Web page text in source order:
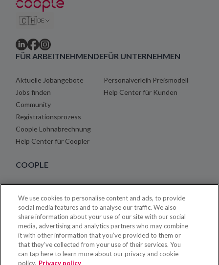
🇨🇭DE
FÜR ARBEITNEHMENDE
Aktuelle Jobangebote
Jobs finden
Community
Registrationsprozess
Coople Lohnabrechnung
Help Center für Coopler
FÜR UNTERNEHMEN
Personalverleih Preismodell
Help Center für Kunden
COOPLE
Blog
Karriere
Rechtshinweise
Impressum
Kontakt
Presse
We use cookies to personalise content and ads, to provide
social media features and to analyse our traffic. We also
share information about your use of our site with our social
media, advertising and analytics partners who may combine
it with other information that you’ve provided to them or
that they’ve collected from your use of their services. You
can tap here to learn more about our privacy and cookie
policy. Privacy policy